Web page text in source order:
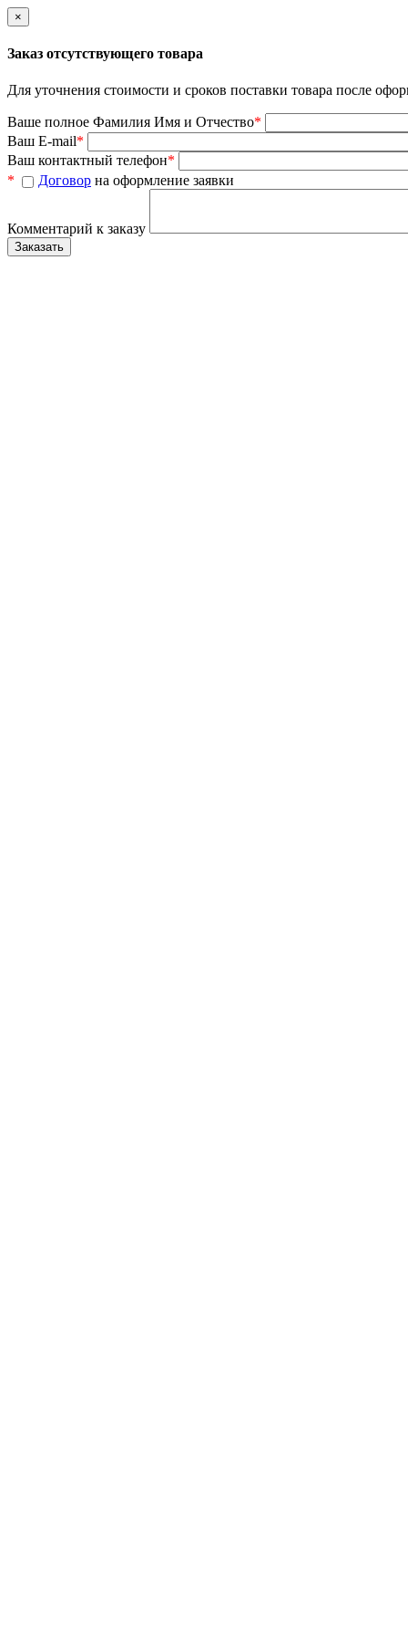
×
Заказ отсутствующего товара
Для уточнения стоимости и сроков поставки товара после
Ваше полное Фамилия Имя и Отчество*
Ваш E-mail*
Ваш контактный телефон*
*
Договор на оформление заявки
Комментарий к заказу